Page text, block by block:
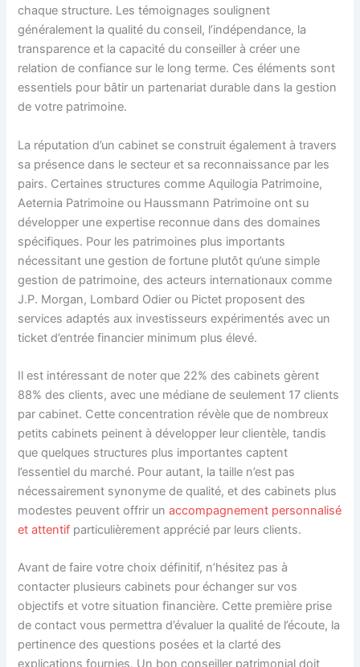
chaque structure. Les témoignages soulignent
généralement la qualité du conseil, l’indépendance, la
transparence et la capacité du conseiller à créer une
relation de confiance sur le long terme. Ces éléments sont
essentiels pour bâtir un partenariat durable dans la gestion
de votre patrimoine.
La réputation d’un cabinet se construit également à travers
sa présence dans le secteur et sa reconnaissance par les
pairs. Certaines structures comme Aquilogia Patrimoine,
Aeternia Patrimoine ou Haussmann Patrimoine ont su
développer une expertise reconnue dans des domaines
spécifiques. Pour les patrimoines plus importants
nécessitant une gestion de fortune plutôt qu’une simple
gestion de patrimoine, des acteurs internationaux comme
J.P. Morgan, Lombard Odier ou Pictet proposent des
services adaptés aux investisseurs expérimentés avec un
ticket d’entrée financier minimum plus élevé.
Il est intéressant de noter que 22% des cabinets gèrent
88% des clients, avec une médiane de seulement 17 clients
par cabinet. Cette concentration révèle que de nombreux
petits cabinets peinent à développer leur clientèle, tandis
que quelques structures plus importantes captent
l’essentiel du marché. Pour autant, la taille n’est pas
nécessairement synonyme de qualité, et des cabinets plus
modestes peuvent offrir unaccompagnement personnalisé
et attentif particulièrement apprécié par leurs clients.
Avant de faire votre choix définitif, n’hésitez pas à
contacter plusieurs cabinets pour échanger sur vos
objectifs et votre situation financière. Cette première prise
de contact vous permettra d’évaluer la qualité de l’écoute, la
pertinence des questions posées et la clarté des
explications fournies. Un bon conseiller patrimonial doit